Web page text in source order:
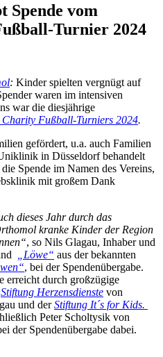
Spende vom
Turnier 2024
: Kinder spielten vergnügt auf
waren im intensiven
war die diesjährige
Fußball-Turniers 2024.
gefördert, u.a. auch Familien
in Düsseldorf behandelt
Spende im Namen des Vereins,
mit großem Dank
dieses Jahr durch das
kranke Kinder der Region
, so Nils Glagau, Inhaber und
„Löwe“ aus der bekannten
, bei der Spendenübergabe.
erreicht durch großzügige
Stiftung Herzensdienste von
und derStiftung It´s for Kids.
Peter Scholtysik von
der Spendenübergabe dabei.